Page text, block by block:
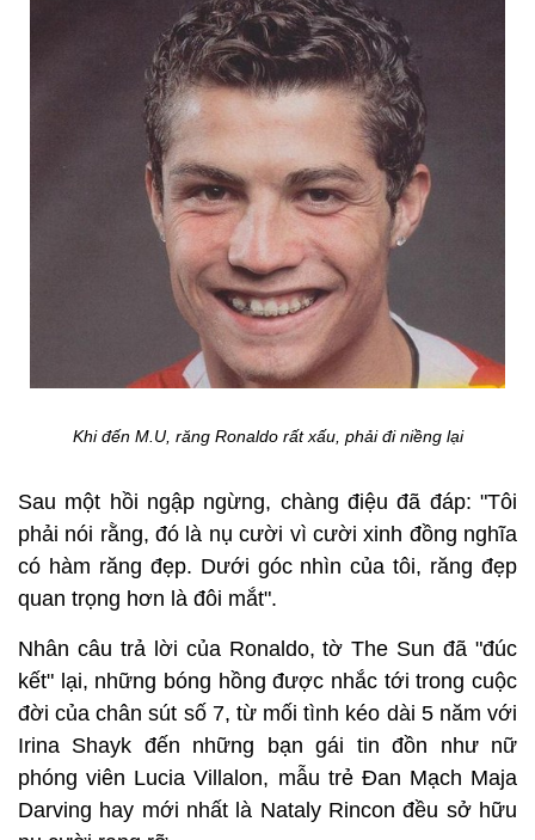
Khi đến M.U, răng Ronaldo rất xấu, phải đi niềng lại
Sau một hồi ngập ngừng, chàng điệu đã đáp: "Tôi
phải nói rằng, đó là nụ cười vì cười xinh đồng nghĩa
có hàm răng đẹp. Dưới góc nhìn của tôi, răng đẹp
quan trọng hơn là đôi mắt".
Nhân câu trả lời của Ronaldo, tờ The Sun đã "đúc
kết" lại, những bóng hồng được nhắc tới trong cuộc
đời của chân sút số 7, từ mối tình kéo dài 5 năm với
Irina Shayk đến những bạn gái tin đồn như nữ
phóng viên Lucia Villalon, mẫu trẻ Đan Mạch Maja
Darving hay mới nhất là Nataly Rincon đều sở hữu